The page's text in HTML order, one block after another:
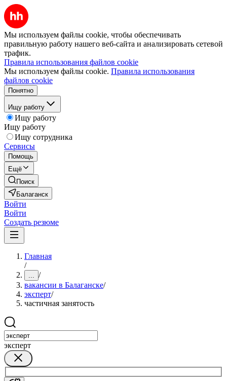
Мы используем файлы cookie, чтобы обеспечивать
правильную работу нашего веб-сайта и анализировать сетевой
трафик.
Правила использования файлов cookie
Мы используем файлы cookie. Правила использования
файлов cookie
Понятно
Ищу работу
Ищу работу
Ищу работу
Ищу сотрудника
Сервисы
Помощь
Ещё
Поиск
Балаганск
Войти
Войти
Создать резюме
Главная
/
... /
вакансии в Балаганске/
эксперт/
частичная занятость
эксперт